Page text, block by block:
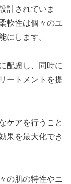
計されていま
軟性は個々のユ
にします。
配慮し、同時に
ートメントを提
ケアを行うこと
果を最大化でき
の肌の特性やニ